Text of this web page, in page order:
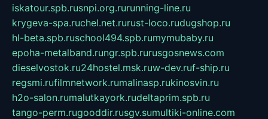
iskatour.spb.rusnpi.org.rurunning-line.ru
krygeva-spa.ruchel.net.rurust-loco.rudugshop.ru
hl-beta.spb.ruschool494.spb.rumymubaby.ru
epoha-metalband.rungr.spb.rurusgosnews.com
dieselvostok.ru24hostel.msk.ruw-dev.ruf-ship.ru
regsmi.rufilmnetwork.rumalinasp.rukinosvin.ru
h2o-salon.rumalutkayork.rudeltaprim.spb.ru
tango-perm.rugooddir.rusgv.sumultiki-online.com